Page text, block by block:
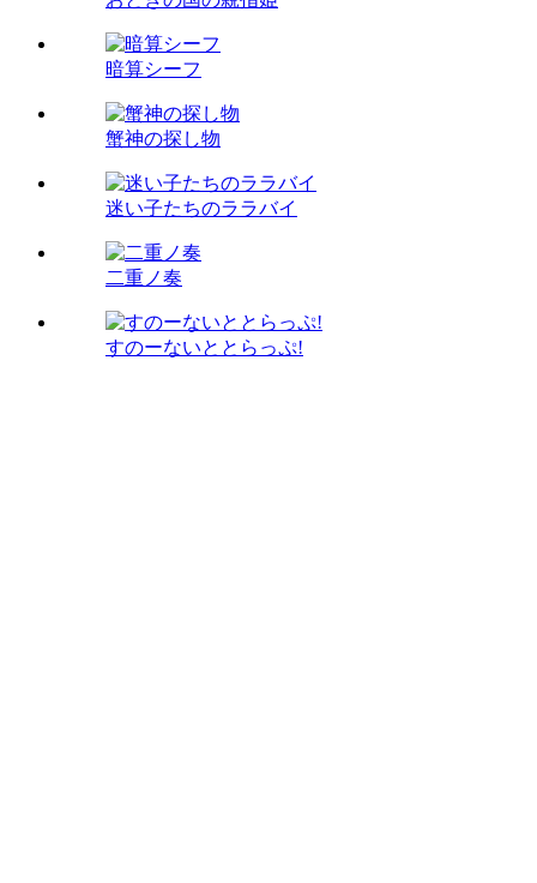
暗算シーフ
蟹神の探し物
迷い子たちのララバイ
二重ノ奏
すのーないととらっぷ!